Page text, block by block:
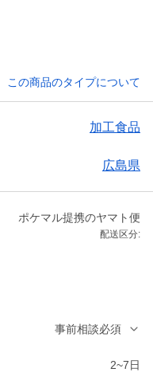
この商品のタイプについて
加工食品
広島県
ポケマル提携のヤマト便
配送区分:
事前相談必須
2~7日